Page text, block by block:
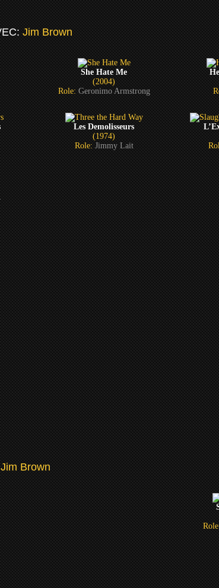
Jim Brown
She Hate Me
(2004)
Role:Geronimo Armstrong
Les Demolisseurs
(1974)
Role:Jimmy Lait
Jim Brown